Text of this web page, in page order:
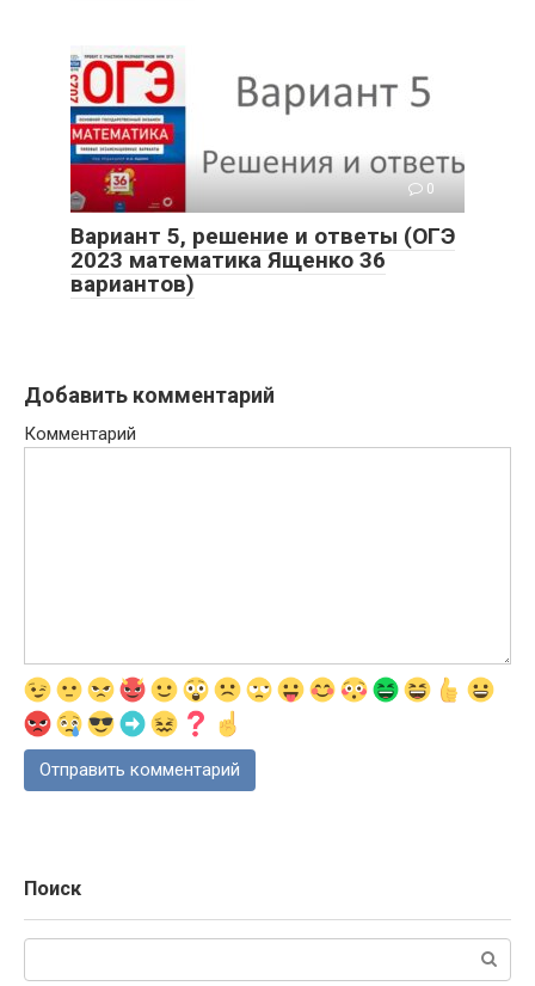
0
Вариант 5, решение и ответы (ОГЭ
2023 математика Ященко 36
вариантов)
Добавить комментарий
Комментарий
Поиск